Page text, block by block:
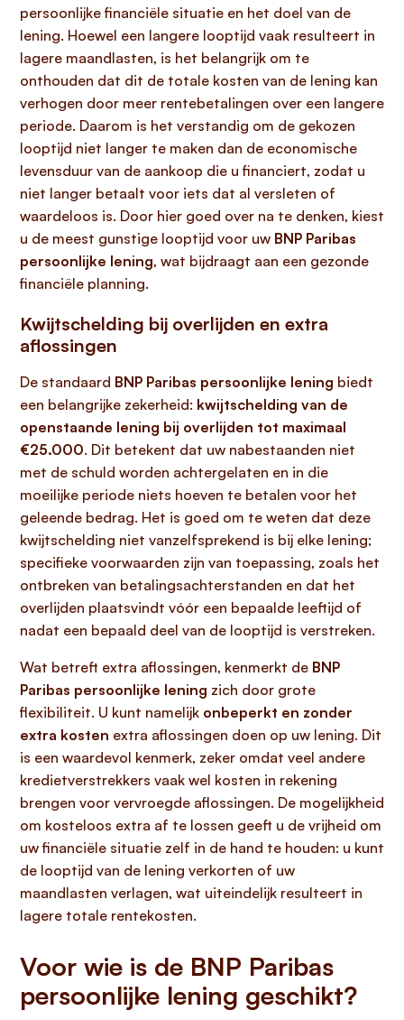
persoonlijke financiële situatie en het doel van de
lening. Hoewel een langere looptijd vaak resulteert in
lagere maandlasten, is het belangrijk om te
onthouden dat dit de totale kosten van de lening kan
verhogen door meer rentebetalingen over een langere
periode. Daarom is het verstandig om de gekozen
looptijd niet langer te maken dan de economische
levensduur van de aankoop die u financiert, zodat u
niet langer betaalt voor iets dat al versleten of
waardeloos is. Door hier goed over na te denken, kiest
u de meest gunstige looptijd voor uw BNP Paribas
persoonlijke lening, wat bijdraagt aan een gezonde
financiële planning.
Kwijtschelding bij overlijden en extra
aflossingen
De standaard BNP Paribas persoonlijke lening biedt
een belangrijke zekerheid: kwijtschelding van de
openstaande lening bij overlijden tot maximaal
€25.000. Dit betekent dat uw nabestaanden niet
met de schuld worden achtergelaten en in die
moeilijke periode niets hoeven te betalen voor het
geleende bedrag. Het is goed om te weten dat deze
kwijtschelding niet vanzelfsprekend is bij elke lening;
specifieke voorwaarden zijn van toepassing, zoals het
ontbreken van betalingsachterstanden en dat het
overlijden plaatsvindt vóór een bepaalde leeftijd of
nadat een bepaald deel van de looptijd is verstreken.
Wat betreft extra aflossingen, kenmerkt de BNP
Paribas persoonlijke lening zich door grote
flexibiliteit. U kunt namelijk onbeperkt en zonder
extra kosten extra aflossingen doen op uw lening. Dit
is een waardevol kenmerk, zeker omdat veel andere
kredietverstrekkers vaak wel kosten in rekening
brengen voor vervroegde aflossingen. De mogelijkheid
om kosteloos extra af te lossen geeft u de vrijheid om
uw financiële situatie zelf in de hand te houden: u kunt
de looptijd van de lening verkorten of uw
maandlasten verlagen, wat uiteindelijk resulteert in
lagere totale rentekosten.
Voor wie is de BNP Paribas
persoonlijke lening geschikt?